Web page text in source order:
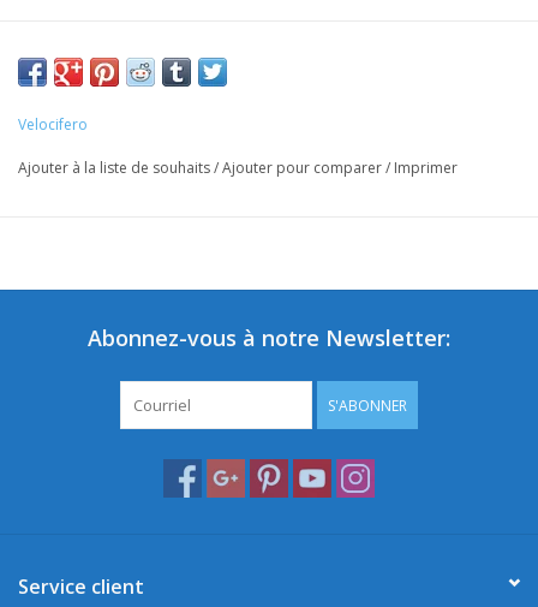
Velocifero
Ajouter à la liste de souhaits/Ajouter pour comparer/ Imprimer
Abonnez-vous à notre Newsletter:
S'ABONNER
Service client